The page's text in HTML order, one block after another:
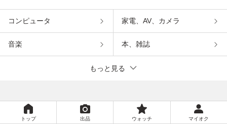
コンピュータ 家電、AV、カメラ
音楽 本、雑誌
もっと見る
トップ 出品 ウォッチ マイオク